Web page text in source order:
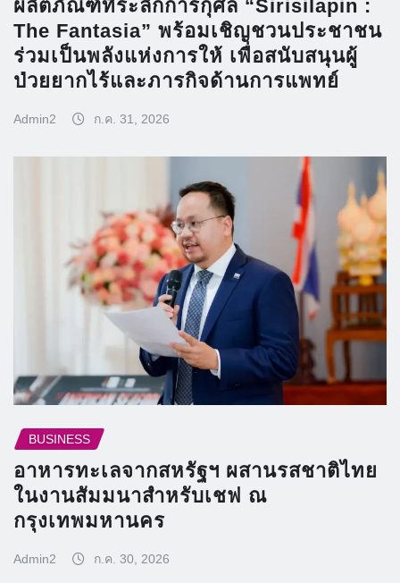
ผลิตภัณฑ์ที่ระลึกการกุศล “Sirisilapin :
The Fantasia” พร้อมเชิญชวนประชาชน
ร่วมเป็นพลังแห่งการให้ เพื่อสนับสนุนผู้
ป่วยยากไร้และภารกิจด้านการแพทย์
Admin2 ก.ค. 31, 2026
BUSINESS
อาหารทะเลจากสหรัฐฯ ผสานรสชาติไทย
ในงานสัมมนาสำหรับเชฟ ณ
กรุงเทพมหานคร
Admin2 ก.ค. 30, 2026